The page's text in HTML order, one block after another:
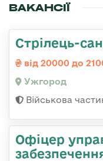
ВАКАНСІЇ
Стрілець-
від 20000 до
Ужгород
Військова
Офіцер